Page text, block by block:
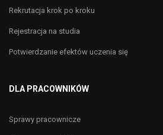
Rekrutacja krok po kroku
Rejestracja na studia
Potwierdzanie efektów uczenia się
DLA PRACOWNIKÓW
Sprawy pracownicze